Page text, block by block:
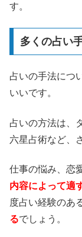
す。
多くの占い
占いの手法につ
いいです。
占いの方法は、
六星占術など、
仕事の悩み、恋
内容によって適
度占い経験のあ
るでしょう。